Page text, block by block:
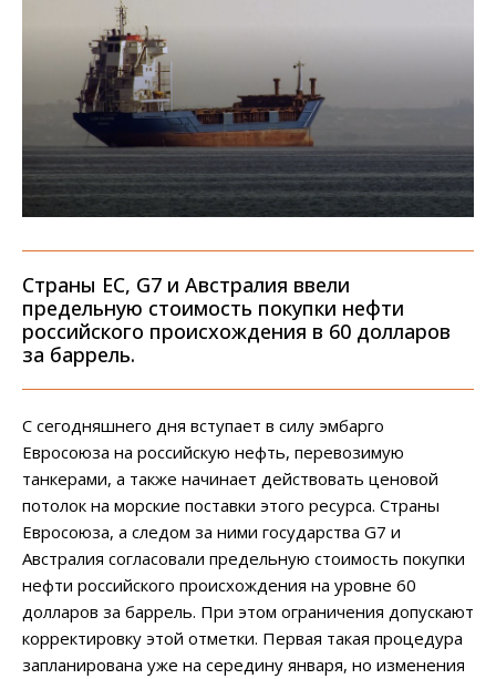
Страны ЕС, G7 и Австралия ввели
предельную стоимость покупки нефти
российского происхождения в 60 долларов
за баррель.
С сегодняшнего дня вступает в силу эмбарго
Евросоюза на российскую нефть, перевозимую
танкерами, а также начинает действовать ценовой
потолок на морские поставки этого ресурса. Страны
Евросоюза, а следом за ними государства G7 и
Австралия согласовали предельную стоимость покупки
нефти российского происхождения на уровне 60
долларов за баррель. При этом ограничения допускают
корректировку этой отметки. Первая такая процедура
запланирована уже на середину января, но изменения